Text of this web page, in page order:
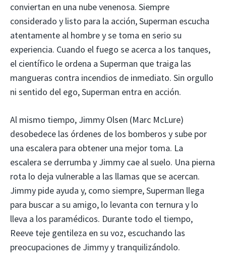
conviertan en una nube venenosa. Siempre
considerado y listo para la acción, Superman escucha
atentamente al hombre y se toma en serio su
experiencia. Cuando el fuego se acerca a los tanques,
el científico le ordena a Superman que traiga las
mangueras contra incendios de inmediato. Sin orgullo
ni sentido del ego, Superman entra en acción.
Al mismo tiempo, Jimmy Olsen (Marc McLure)
desobedece las órdenes de los bomberos y sube por
una escalera para obtener una mejor toma. La
escalera se derrumba y Jimmy cae al suelo. Una pierna
rota lo deja vulnerable a las llamas que se acercan.
Jimmy pide ayuda y, como siempre, Superman llega
para buscar a su amigo, lo levanta con ternura y lo
lleva a los paramédicos. Durante todo el tiempo,
Reeve teje gentileza en su voz, escuchando las
preocupaciones de Jimmy y tranquilizándolo.